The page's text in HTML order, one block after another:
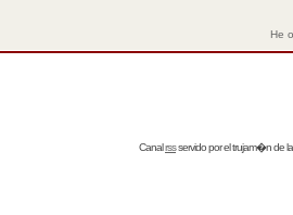
He
Canalrssservido por eltrujam�nde